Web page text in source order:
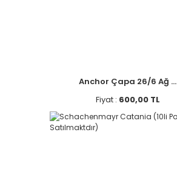
Anchor Çapa 26/6 Ağ ...
Fiyat : 600,00 TL